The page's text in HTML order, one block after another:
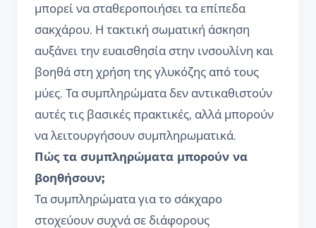
μπορεί να σταθεροποιήσει τα επίπεδα
σακχάρου. Η τακτική σωματική άσκηση
αυξάνει την ευαισθησία στην ινσουλίνη και
βοηθά στη χρήση της γλυκόζης από τους
μύες. Τα συμπληρώματα δεν αντικαθιστούν
αυτές τις βασικές πρακτικές, αλλά μπορούν
να λειτουργήσουν συμπληρωματικά.
Πώς τα συμπληρώματα μπορούν να
βοηθήσουν;
Τα συμπληρώματα για το σάκχαρο
στοχεύουν συχνά σε διάφορους